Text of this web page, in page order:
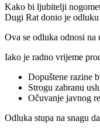
Kako bi ljubitelji
Dugi Rat donio je odluku
Ova se odluka odnosi na
Iako je radno vrijeme
Dopuštene razine
Strogu zabranu
Očuvanje javnog
Odluka stupa na snagu